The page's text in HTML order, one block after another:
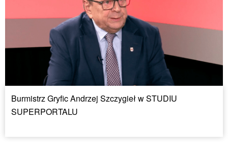
Burmistrz Gryfic Andrzej Szczygieł w STUDIU
SUPERPORTALU